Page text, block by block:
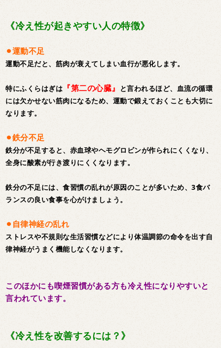
《冷え性が起きやすい人の特徴》
⚫︎運動不足
運動不足だと、筋肉が衰えてしまい血行が悪化します。
特にふくらはぎは 『第二の心臓』
と言われるほど、血流の循環
には欠かせない筋肉になるため、運動で鍛えておくことも大切に
なります。
⚫︎鉄分不足
鉄分が不足すると、赤血球やヘモグロビンが作られにくくなり、
全身に酸素が行き渡りにくくなります。
鉄分の不足には、食習慣の乱れが原因のことが多いため、3食バ
ランスの良い食事を心がけましょう。
⚫︎自律神経の乱れ
ストレスや不規則な生活習慣などにより体温調節の命令を出す自
律神経がうまく機能しなくなります。
このほかにも喫煙習慣がある方も冷え性になりやすいと
言われています。
《冷え性を改善するには？》